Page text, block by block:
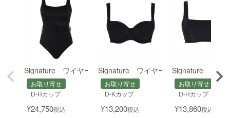
Signature ワイヤー入りスクエアネックスイムスーツ
お取り寄せ
D-Hカップ
¥24,750税込
Signature ワイヤー入りフルカップビ
お取り寄せ
D-Kカップ
¥13,200税込
Signature ワイ
お取り寄せ
D-Hカップ
¥13,860税込